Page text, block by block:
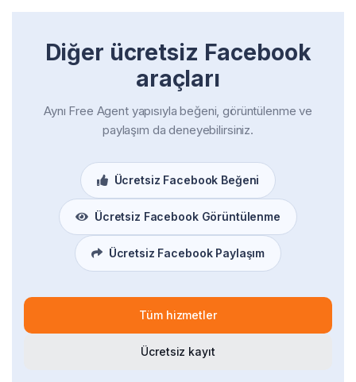
Diğer ücretsiz Facebook
araçları
Aynı Free Agent yapısıyla beğeni, görüntülenme ve
paylaşım da deneyebilirsiniz.
Ücretsiz Facebook Beğeni
Ücretsiz Facebook Görüntülenme
Ücretsiz Facebook Paylaşım
Tüm hizmetler
Ücretsiz kayıt